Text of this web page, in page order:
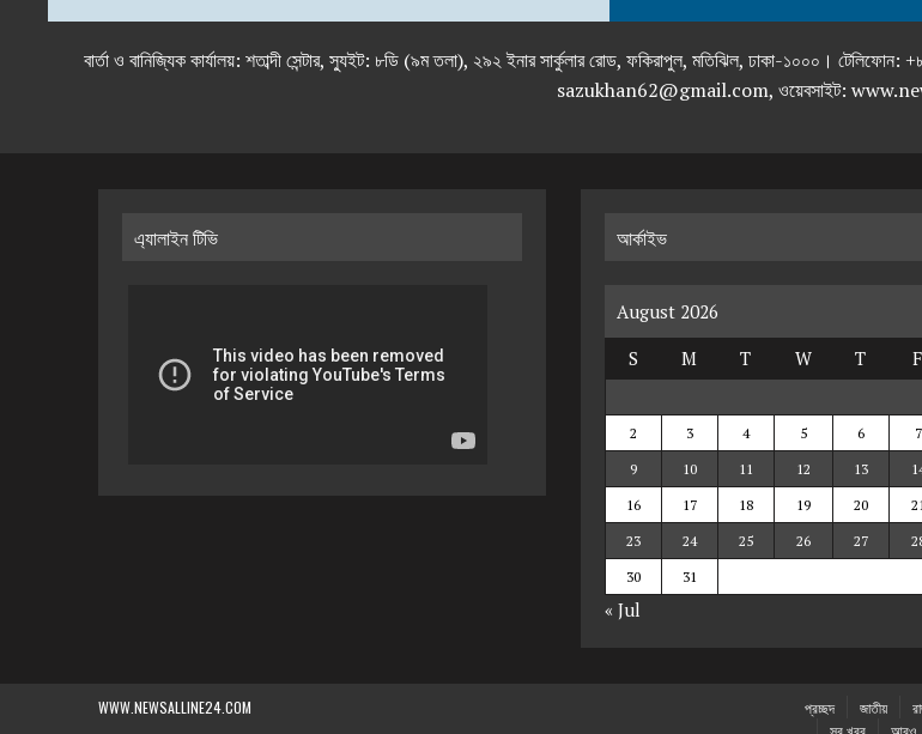
বার্তা ও বানিজ্যিক কার্যালয়: শতাব্দী সেন্টার, স্যুইট: ৮ডি (৯ম তলা), ২৯২ ইনার সার্কুলার রোড, ফকিরাপুল, মতিঝিল, ঢাকা-
sazukhan62@gmail.com, ওয়েবসাইট:
এ্যালাইন টিভি আর্কাইভ
August 2026
S
M T W T F
2
3 4 5 6 7
9
10 11 12 13
16
17 18 19 20
23
24 25 26 27
30
31
« Jul
প্রচ্ছদ জাতীয়
সব খবর
আরও…
WWW.NEWSALLINE24.COM